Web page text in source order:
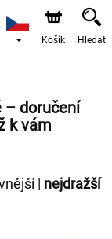
Košík Hledat
– doručení
k vám
| nejdražší